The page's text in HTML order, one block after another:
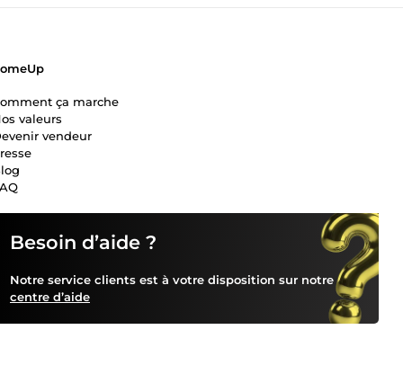
Besoin d’aide ?
Notre service clients est à votre disposition sur notre
centre d’aide
ça marche
valeurs
vendeur